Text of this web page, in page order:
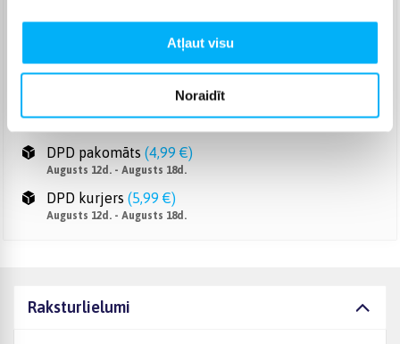
Atļaut visu
Noraidīt
Omniva pakomāts (3,99 €)
DPD pakomāts (4,99 €)
Augusts 12d. - Augusts 18d.
DPD kurjers (5,99 €)
Augusts 12d. - Augusts 18d.
Raksturlielumi